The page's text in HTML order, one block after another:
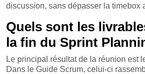
discussion, sans dépasser la timebox
Quels sont les
la fin du Sprint
Le principal résultat de la réunion est
Dans le Guide Scrum, celui-ci